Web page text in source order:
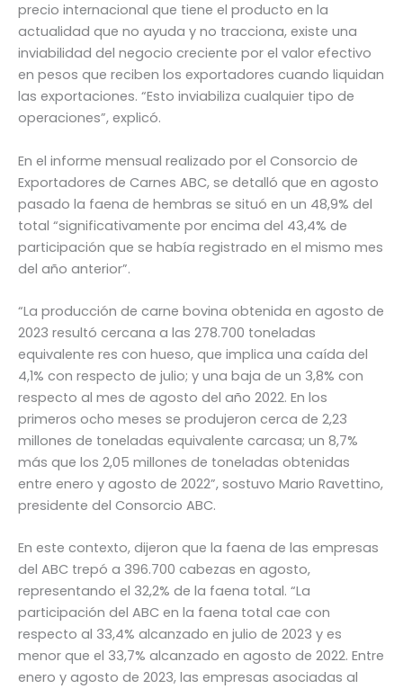
precio internacional que tiene el producto en la
actualidad que no ayuda y no tracciona, existe una
inviabilidad del negocio creciente por el valor efectivo
en pesos que reciben los exportadores cuando liquidan
las exportaciones. “Esto inviabiliza cualquier tipo de
operaciones”, explicó.
En el informe mensual realizado por el Consorcio de
Exportadores de Carnes ABC, se detalló que en agosto
pasado la faena de hembras se situó en un 48,9% del
total “significativamente por encima del 43,4% de
participación que se había registrado en el mismo mes
del año anterior”.
“La producción de carne bovina obtenida en agosto de
2023 resultó cercana a las 278.700 toneladas
equivalente res con hueso, que implica una caída del
4,1% con respecto de julio; y una baja de un 3,8% con
respecto al mes de agosto del año 2022. En los
primeros ocho meses se produjeron cerca de 2,23
millones de toneladas equivalente carcasa; un 8,7%
más que los 2,05 millones de toneladas obtenidas
entre enero y agosto de 2022”, sostuvo Mario Ravettino,
presidente del Consorcio ABC.
En este contexto, dijeron que la faena de las empresas
del ABC trepó a 396.700 cabezas en agosto,
representando el 32,2% de la faena total. “La
participación del ABC en la faena total cae con
respecto al 33,4% alcanzado en julio de 2023 y es
menor que el 33,7% alcanzado en agosto de 2022. Entre
enero y agosto de 2023, las empresas asociadas al